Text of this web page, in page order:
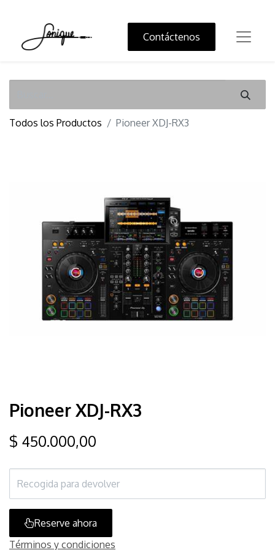
Contáctenos
Todos los Productos Pioneer XDJ-RX3
Pioneer XDJ-RX3
$ 450.000,00
Reserve ahora
Términos y condiciones